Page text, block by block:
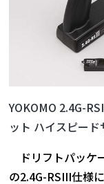
YOKOMO 2.4G-
ット ハイスピー
ドリフトパッケ
の2.4G-RSIII仕様